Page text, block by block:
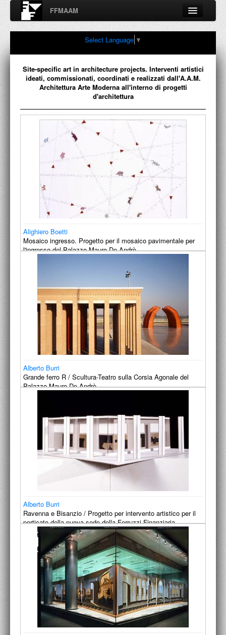
FFMAAM
Fondo Francesco Moschini
A.A.M. Architettura Arte Moderna
Percorsi, nodi, sconfinamenti e contaminazioni tra Arte,
FFMAAM
FRANCESCO MOSCHINI
PUBBLICAZIONI
CONFERENZE
VIDEO
COLLEZIONE
ACCADEMIA NAZIONALE DI SAN LUCA
I.E.D. / ROMA
BIBLIOTECA FRANCESCO MOSCHINI
A.A.M. ARCHITETTURA ARTE MODERNA
RECENSIONI GENERALI
MOSTRE
ARTISTI
LABORATORI DI PROGETTAZIONE
PROGETTI D'OPERA
PROGETTI CULTURALI
Select Language ▼
Site-specific art in architecture projects. Interventi artistici
ideati, commissionati, coordinati e realizzati dall'A.A.M.
Architettura Arte Moderna all'interno di progetti
d'architettura
Alighiero Boetti
Mosaico ingresso. Progetto per il mosaico pavimentale per
l'ingresso del Palazzo Mauro De Andrè.
Alberto Burri
Grande ferro R / Scultura-Teatro sulla Corsia Agonale del
Palazzo Mauro De Andrè.
Alberto Burri
Ravenna e Bisanzio / Progetto per intervento artistico per il
porticato della nuova sede della Ferruzzi Finanziaria.